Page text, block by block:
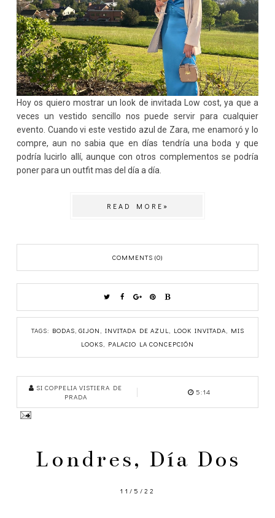
Hoy os quiero mostrar un look de invitada Low cost, ya que a
veces un vestido sencillo nos puede servir para cualquier
evento. Cuando vi este vestido azul de Zara, me enamoró y lo
compre, aun no sabia que en días tendría una boda y que
podría lucirlo allí, aunque con otros complementos se podría
poner para un outfit mas del día a día.
READ MORE»
COMMENTS (0)
TAGS: BODAS GIJON INVITADA DE AZUL LOOK INVITADA
MIS
LOOKS
PALACIO LA CONCEPCIÓN
SI COPPELIA VISTIERA DE
PRADA
5:14
Londres, Día Dos
11/5/22